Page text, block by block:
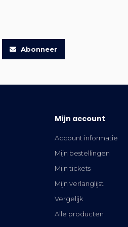
Abonneer
Mijn account
Account informatie
Mijn bestellingen
Mijn tickets
Mijn verlanglijst
Vergelijk
Alle producten